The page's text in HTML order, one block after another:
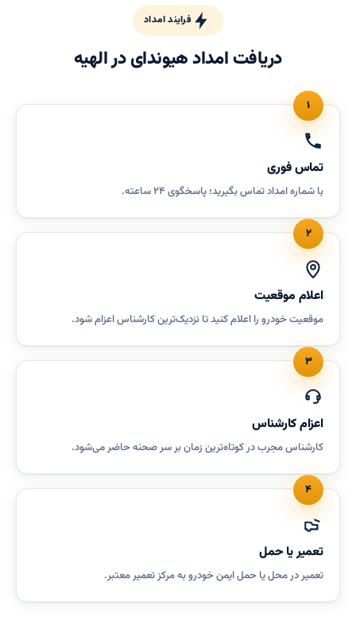
فرایند امداد
دریافت امداد هیوندای در الهیه
۱
تماس فوری
با شماره امداد تماس بگیرید؛ پاسخگوی ۲۴ ساعته.
۲
اعلام موقعیت
موقعیت خودرو را اعلام کنید تا نزدیک‌ترین کارشناس اعزام شود.
۳
اعزام کارشناس
کارشناس مجرب در کوتاه‌ترین زمان بر سر صحنه حاضر می‌شود.
۴
تعمیر یا حمل
تعمیر در محل یا حمل ایمن خودرو به مرکز تعمیر معتبر.